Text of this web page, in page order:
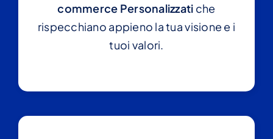
commerce Personalizzati che
rispecchiano appieno la tua visione e i
tuoi valori.